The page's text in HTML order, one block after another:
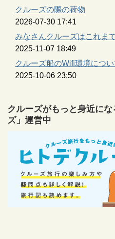
クルーズの際の荷物
2026-07-30 17:41
みなさんクルーズはこれま
2025-11-07 18:49
クルーズ船のWifi環境につい
2025-10-06 23:50
クルーズがもっと身近に
ズ」運営中